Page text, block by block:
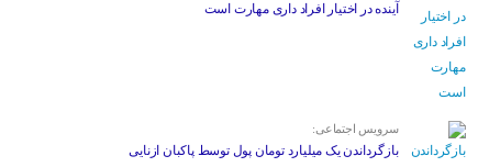
آینده در اختیار افراد داری مهارت است
سرویس اجتماعی:
بازگرداندن یک میلیارد تومان پول توسط پاکبان ازنایی